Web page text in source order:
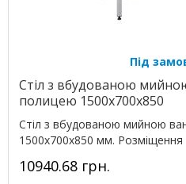
Під
Стіл з вбудованою
полицею 1500х700х850
Стіл з вбудованою мийною
1500х700х850 мм.
10940.68 грн.